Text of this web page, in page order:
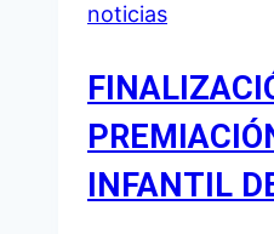
noticias
INFANTIL